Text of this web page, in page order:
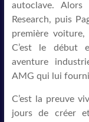
autoclave.
Research, puis
première
C’est le début
aventure
AMG qui lui
C’est la preuve
jours de créer